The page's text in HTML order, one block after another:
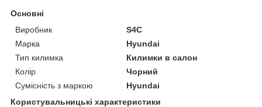
Основні
Виробник
S4C
Марка
Hyundai
Тип килимка
Килимки в салон
Колір
Чорний
Сумісність з маркою
Hyundai
Користувальницькі характеристики